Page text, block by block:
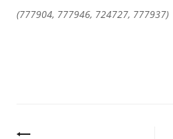
(777904, 777946, 724727, 777937)